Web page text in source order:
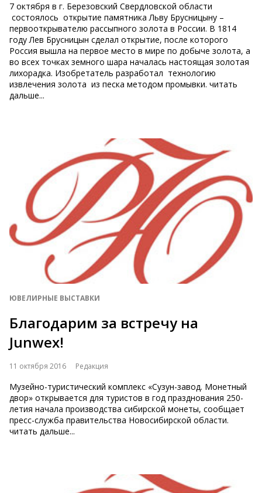
7 октября в г. Березовский Свердловской области
состоялось открытие памятника Льву Брусницыну –
первооткрывателю рассыпного золота в России. В 1814
году Лев Брусницын сделал открытие, после которого
Россия вышла на первое место в мире по добыче золота, а
во всех точках земного шара началась настоящая золотая
лихорадка. Изобретатель разработал технологию
извлечения золота из песка методом промывки. читать
дальше...
ЮВЕЛИРНЫЕ ВЫСТАВКИ
Благодарим за встречу на
Junwex!
11 октября 2016 Редакция
Музейно-туристический комплекс «Сузун-завод. Монетный
двор» открывается для туристов в год празднования 250-
летия начала производства сибирской монеты, сообщает
пресс-служба правительства Новосибирской области.
читать дальше...